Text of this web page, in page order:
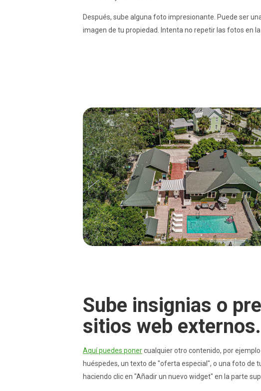
Después, sube alguna foto impresionante. Puede ser
imagen de tu propiedad. Intenta no repetir las fotos en la
Sube insignias o
sitios web externos.
Aquí puedes ponercualquier otro contenido, por
huéspedes, un texto de "oferta especial", o una foto de
haciendo clic en "Añadir un nuevo widget" en la parte